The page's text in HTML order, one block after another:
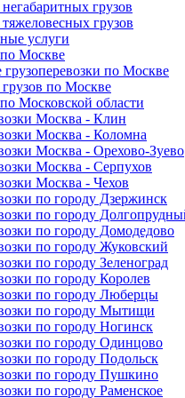
грузов
грузов
услуги
по Москве
грузоперевозки по Москве
грузов по Москве
Московской области
Москва - Клин
Москва - Коломна
Москва - Орехово-Зуево
Москва - Серпухов
Москва - Чехов
по городу Дзержинск
по городу
по городу Домодедово
по городу Жуковский
по городу Зеленоград
по городу Королев
по городу Люберцы
по городу Мытищи
по городу Ногинск
по городу Одинцово
по городу Подольск
по городу Пушкино
по городу Раменское